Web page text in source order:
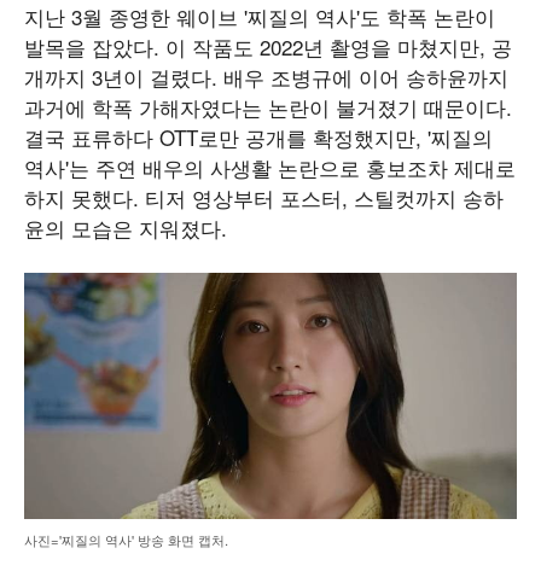
지난 3월 종영한 웨이브 '찌질의 역사'도 학폭 논란이
발목을 잡았다. 이 작품도 2022년 촬영을 마쳤지만, 공
개까지 3년이 걸렸다. 배우 조병규에 이어 송하윤까지
과거에 학폭 가해자였다는 논란이 불거졌기 때문이다.
결국 표류하다 OTT로만 공개를 확정했지만, '찌질의
역사'는 주연 배우의 사생활 논란으로 홍보조차 제대로
하지 못했다. 티저 영상부터 포스터, 스틸컷까지 송하
윤의 모습은 지워졌다.
사진='찌질의 역사' 방송 화면 캡처.